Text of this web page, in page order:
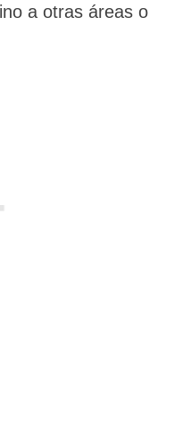
a otras áreas o